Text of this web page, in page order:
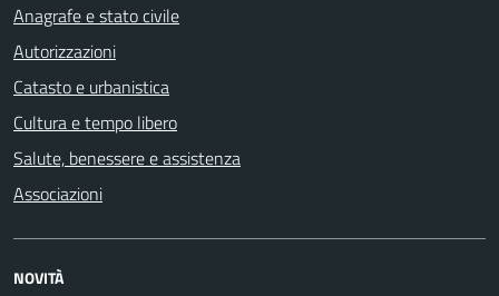
Anagrafe e stato civile
Autorizzazioni
Catasto e urbanistica
Cultura e tempo libero
Salute, benessere e assistenza
Associazioni
NOVITÀ